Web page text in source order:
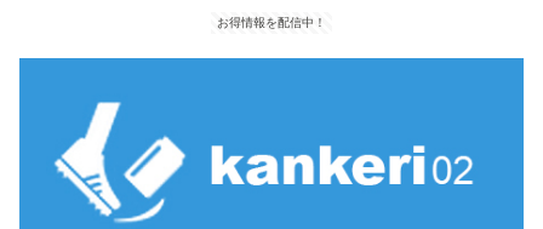
お得情報を配信中！